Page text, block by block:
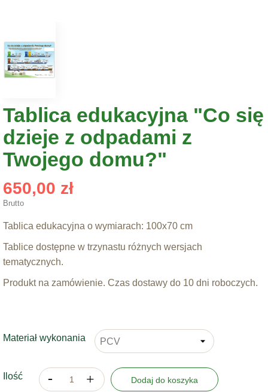
Tablica edukacyjna "Co się
dzieje z odpadami z
Twojego domu?"
650,00 zł
Brutto
Tablica edukacyjna o wymiarach: 100x70 cm
Tablice dostępne w trzynastu różnych wersjach
tematycznych.
Produkt na zamówienie. Czas dostawy do 10 dni roboczych.
Materiał wykonania
Ilość Dodaj do koszyka